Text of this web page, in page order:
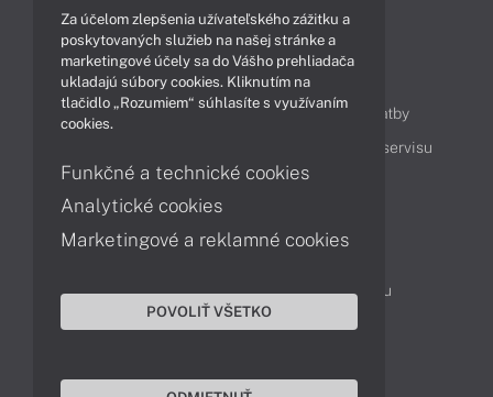
Obsah
Ako nakupovať
Možnosti doručenia a platby
Cenník servisu
Kontakty
Servisné oddelenie
Reklamácia tovaru
Za účelom zlepšenia užívateľského zážitku a
poskytovaných služieb na našej stránke a
marketingové účely sa do Vášho prehliadača
ukladajú súbory cookies. Kliknutím na
tlačidlo „Rozumiem“ súhlasíte s využívaním
cookies.
Funkčné a technické cookies
Analytické cookies
Marketingové a reklamné cookies
POVOLIŤ VŠETKO